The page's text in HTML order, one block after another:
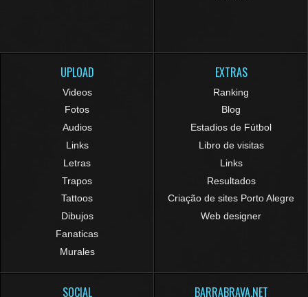
UPLOAD
Videos
Fotos
Audios
Links
Letras
Trapos
Tattoos
Dibujos
Fanaticas
Murales
EXTRAS
Ranking
Blog
Estadios de Fútbol
Libro de visitas
Links
Resultados
Criação de sites Porto Alegre
Web designer
SOCIAL BARRABRAVA.NET